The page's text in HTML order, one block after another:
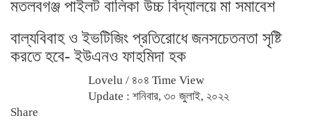
মতলবগঞ্জ পাইলট বালিকা উচ্চ বিদ্যালয়ে মা সমাবেশ
বাল্যবিবাহ ও ইভটিজিং প্রতিরোধে জনসচেতনতা সৃষ্টি
করতে হবে- ইউএনও ফাহমিদা হক
Lovelu / ৪০৪ Time View
Update : শনিবার, ৩০ জুলাই, ২০২২
Share